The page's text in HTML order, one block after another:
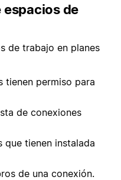
espacios de
de trabajo en planes
tienen permiso para
de conexiones
que tienen instalada
de una conexión.